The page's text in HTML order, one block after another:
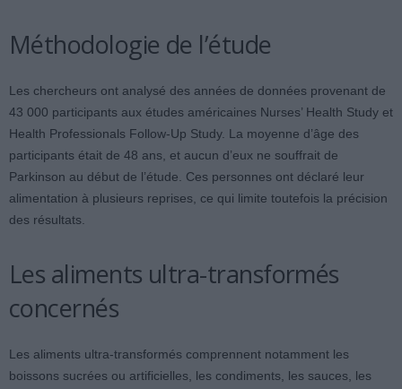
Méthodologie de l’étude
Les chercheurs ont analysé des années de données provenant de
43 000 participants aux études américaines Nurses’ Health Study et
Health Professionals Follow-Up Study. La moyenne d’âge des
participants était de 48 ans, et aucun d’eux ne souffrait de
Parkinson au début de l’étude. Ces personnes ont déclaré leur
alimentation à plusieurs reprises, ce qui limite toutefois la précision
des résultats.
Les aliments ultra-transformés
concernés
Les aliments ultra-transformés comprennent notamment les
boissons sucrées ou artificielles, les condiments, les sauces, les